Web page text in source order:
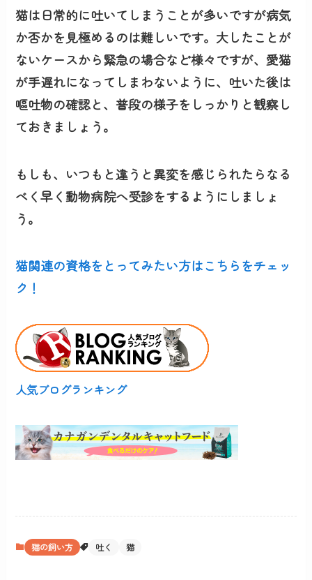
猫は日常的に吐いてしまうことが多いですが病気
か否かを見極めるのは難しいです。大したことが
ないケースから緊急の場合など様々ですが、愛猫
が手遅れになってしまわないように、 吐いた後は
嘔吐物の確認と、普段の様子をしっかりと観察し
ておきましょう。
もしも、いつもと違うと異変を感じられたらなる
べく早く動物病院へ受診をするようにしましょ
う。
猫関連の資格をとってみたい方はこちらをチェッ
ク！
人気ブログランキング
猫の飼い方 吐く 猫